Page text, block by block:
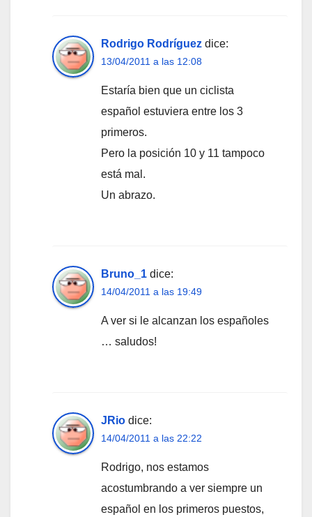
Rodrigo Rodríguez dice:
13/04/2011 a las 12:08
Estaría bien que un ciclista
español estuviera entre los 3
primeros.
Pero la posición 10 y 11 tampoco
está mal.
Un abrazo.
Bruno_1 dice:
14/04/2011 a las 19:49
A ver si le alcanzan los españoles
… saludos!
JRio dice:
14/04/2011 a las 22:22
Rodrigo, nos estamos
acostumbrando a ver siempre un
español en los primeros puestos,